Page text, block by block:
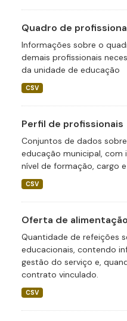
Quadro de
Informações sobre o
demais profissionais
da unidade de educação
CSV
Perfil de profissionais
Conjuntos de dados
educação municipal, com
nível de formação, cargo
CSV
Oferta de
Quantidade de refeições
educacionais, contendo
gestão do serviço e,
contrato vinculado.
CSV